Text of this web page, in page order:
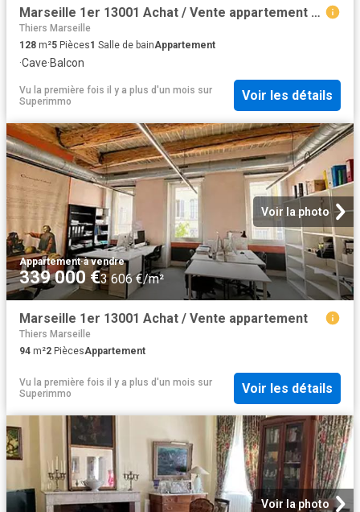
Marseille 1er 13001 Achat / Vente appartement 5 pièces t5 cave balcon
Thiers Marseille
128 m²5 Pièces1 Salle de bainAppartement
·Cave·Balcon
Vu la première fois il y a plus d'un mois sur
Superimmo
Voir les détails
Voir la photo
Appartement·à vendre
339 000 €3 606 €/m²
Marseille 1er 13001 Achat / Vente appartement
Thiers Marseille
94 m²2 PiècesAppartement
Vu la première fois il y a plus d'un mois sur
Superimmo
Voir les détails
Voir la photo